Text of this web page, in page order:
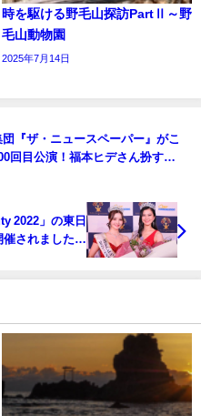
時を駆ける野毛山探訪PartⅡ～野
毛山動物園
2025年7月14日
『ザ・ニュースペーパー』がこ
回目公演！福本ヒデさん扮する
2022」の東日
されました！